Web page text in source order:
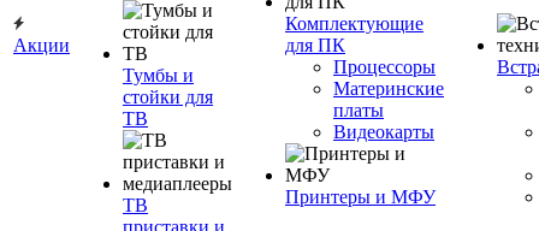
Акции
Тумбы и
стойки для
ТВ
ТВ
приставки и
Комплектующие
для ПК
Процессоры
Материнские
платы
Видеокарты
Принтеры и МФУ